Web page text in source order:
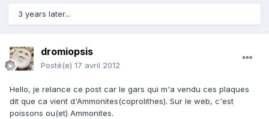
3 years later...
dromiopsis
Posté(e) 17 avril 2012
Hello, je relance ce post car le gars qui m'a vendu ces plaques
dit que ca vient d'Ammonites(coprolithes). Sur le web, c'est
poissons ou(et) Ammonites.